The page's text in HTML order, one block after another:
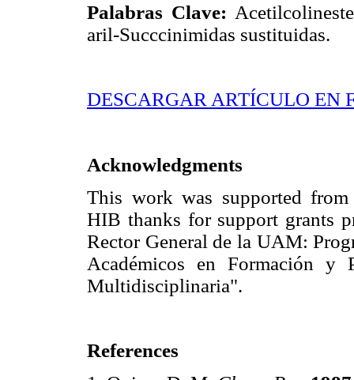
Palabras Clave:
aril-Succcinimidas sustituidas.
DESCARGAR ARTÍCULO EN
Acknowledgments
This work was supported
HIB thanks for support grants
Rector General de la UAM:
Académicos en Formación y
Multidisciplinaria".
References